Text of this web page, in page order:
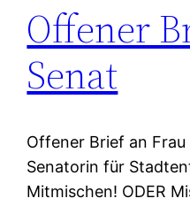
Offener
Senat
Offener Brief an
Senatorin für
Mitmischen! ODER